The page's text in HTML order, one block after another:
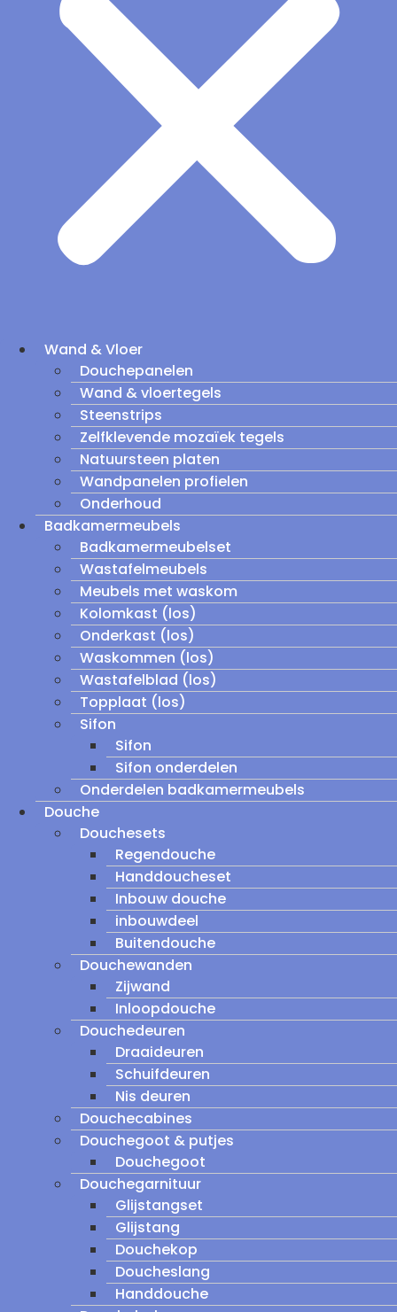
Wand & Vloer
Douchepanelen
Wand & vloertegels
Steenstrips
Zelfklevende mozaïek tegels
Natuursteen platen
Wandpanelen profielen
Onderhoud
Badkamermeubels
Badkamermeubelset
Wastafelmeubels
Meubels met waskom
Kolomkast (los)
Onderkast (los)
Waskommen (los)
Wastafelblad (los)
Topplaat (los)
Sifon
Sifon
Sifon onderdelen
Onderdelen badkamermeubels
Douche
Douchesets
Regendouche
Handdoucheset
Inbouw douche
inbouwdeel
Buitendouche
Douchewanden
Zijwand
Inloopdouche
Douchedeuren
Draaideuren
Schuifdeuren
Nis deuren
Douchecabines
Douchegoot & putjes
Douchegoot
Douchegarnituur
Glijstangset
Glijstang
Douchekop
Doucheslang
Handdouche